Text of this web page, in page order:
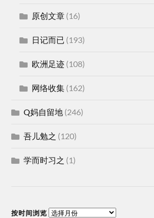
原创文章 (16)
日记而已 (193)
欧洲足迹 (108)
网络收集 (162)
Q妈自留地 (246)
吾儿勉之 (120)
学而时习之 (1)
按时间浏览